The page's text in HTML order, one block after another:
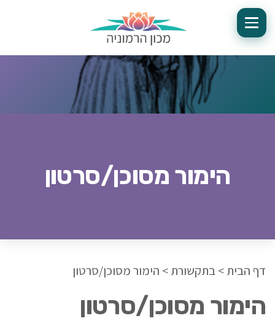
הימור מסוכן/סרטון
דף הבית>בתקשורת> הימור מסוכן/סרטון
הימור מסוכן/סרטון